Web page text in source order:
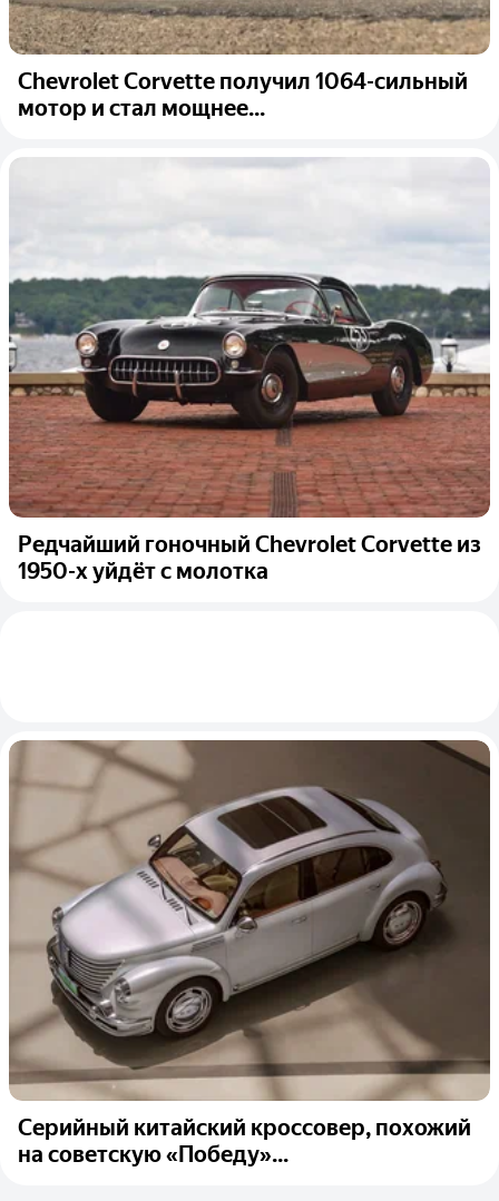
Chevrolet Corvette получил 1064-сильный
мотор и стал мощнее...
Редчайший гоночный Chevrolet Corvette из
1950-х уйдёт с молотка
Серийный китайский кроссовер, похожий
на советскую «Победу»...